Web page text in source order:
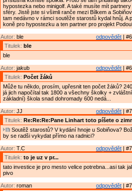
hypostezka nebo minigolf. A také musíte mít
sféry. Jistě jste si všimli ranče mezi Bílkem a
tam nedávno v rámci soutěže starostů kydal hnůj. A
koně pro hypostezku a ten partner pro projekt
odpovědět |
Autor: ble
Titulek: ble
ble
odpovědět |
Autor: jakub
Titulek: Počet žáků
Může tu někdo, prosím, upřesnit ten počet žáků?
já jich napočítal tak 1800 a všechny školky +
základní) škola snad dohromady 600 nedá...
odpovědět |
Autor: JJ
Titulek: Re:Re:Re:Pane Linhart toto píšete o
Soutěž starostů? V kydání hnoje u Sobiňova?
by se radši vykydat přímo na radnici?
odpovědět |
Autor: T.C
Titulek: to je uz v pr...
tato investice je pro mesto velice potrebna...asi tak
pivo
odpovědět |
Autor: roman